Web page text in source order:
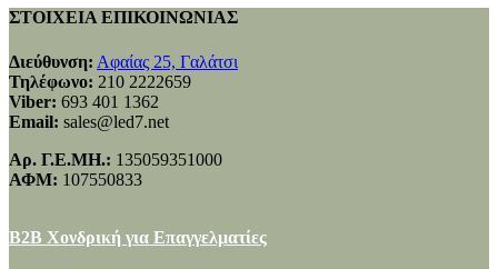
ΣΤΟΙΧΕΙΑ ΕΠΙΚΟΙΝΩΝΙΑΣ
Διεύθυνση: Αφαίας 25, Γαλάτσι
Τηλέφωνο: 210 2222659
Viber: 693 401 1362
Email: sales@led7.net
Αρ. Γ.Ε.ΜΗ.: 135059351000
ΑΦΜ: 107550833
B2B Χονδρική για Επαγγελματίες